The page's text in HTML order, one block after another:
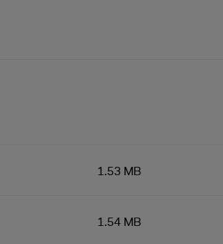
1.53 MB
1.54 MB